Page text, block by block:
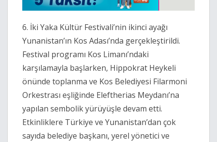
6. İki Yaka Kültür Festivali’nin ikinci ayağı
Yunanistan’ın Kos Adası’nda gerçekleştirildi.
Festival programı Kos Limanı’ndaki
karşılamayla başlarken, Hippokrat Heykeli
önünde toplanma ve Kos Belediyesi Filarmoni
Orkestrası eşliğinde Eleftherias Meydanı’na
yapılan sembolik yürüyüşle devam etti.
Etkinliklere Türkiye ve Yunanistan’dan çok
sayıda belediye başkanı, yerel yönetici ve